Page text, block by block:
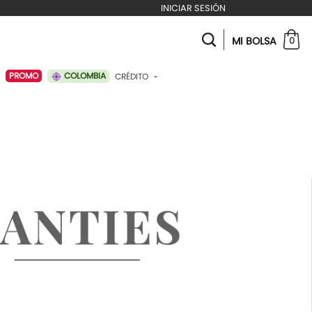
INICIAR SESIÓN
PROMO COLOMBIA CRÉDITO
MI BOLSA 0